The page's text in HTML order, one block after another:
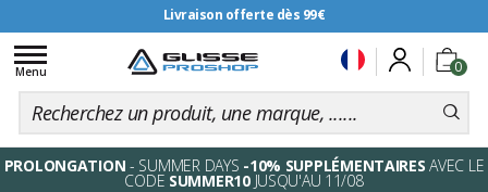
Livraison offerte dès 99€
0
Toggle
navigation
Menu
PROLONGATION - SUMMER DAYS -10% SUPPLÉMENTAIRES AVEC LE
CODE SUMMER10JUSQU'AU 11/08